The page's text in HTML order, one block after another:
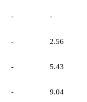
- -
- 2.56
- 5.43
- 9.04